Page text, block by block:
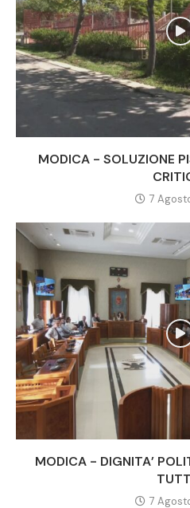
MODICA - SOLUZIONE
7
MODICA - DIGNITA’
7